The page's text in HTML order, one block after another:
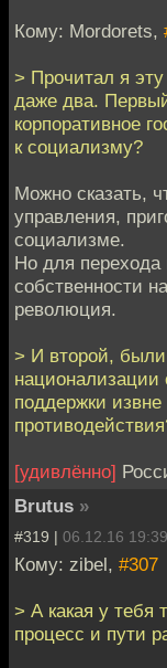
Кому: Mordorets,
> Прочитал я
даже два.
корпоративное
к социализму?
Можно сказать,
управления,
социализме.
Но для
собственности
революция.
> И второй,
национализации
поддержки
[удивлённо]
Brutus »
#319 | 06.12.16 19:39
Кому: zibel, #307
> А какая у тебя
процесс и пути